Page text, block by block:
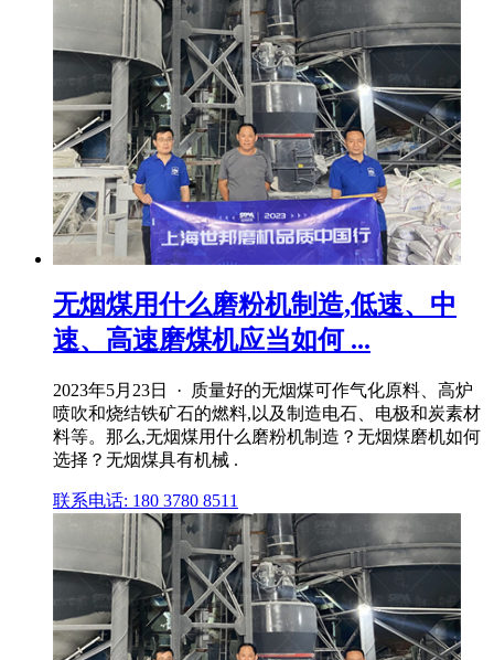
无烟煤用什么磨粉机制造,低速、中
速、高速磨煤机应当如何 ...
2023年5月23日 · 质量好的无烟煤可作气化原料、高炉
喷吹和烧结铁矿石的燃料,以及制造电石、电极和炭素材
料等。那么,无烟煤用什么磨粉机制造？无烟煤磨机如何
选择？无烟煤具有机械 .
联系电话: 180 3780 8511